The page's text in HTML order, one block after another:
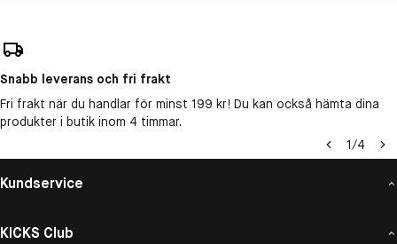
Snabb leverans och fri frakt
Fri frakt när du handlar för minst 199 kr! Du kan också hämta dina
produkter i butik inom 4 timmar.
1/4
Kundservice
KICKS Club